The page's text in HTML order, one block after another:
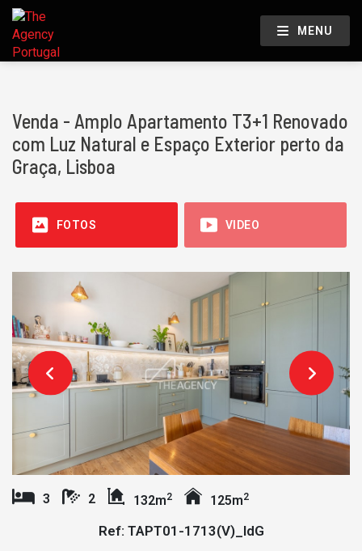
MENU
Venda - Amplo Apartamento T3+1 Renovado
com Luz Natural e Espaço Exterior perto da
Graça, Lisboa
FOTOS VIDEO
3 2 132m2 125m2
Ref: TAPT01-1713(V)_IdG